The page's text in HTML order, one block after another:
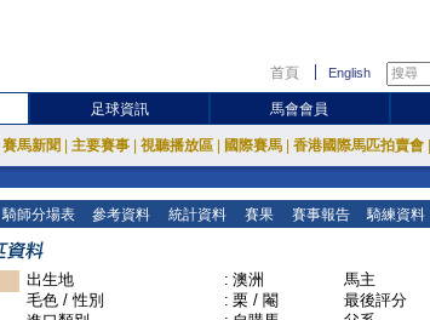
首頁 English
足球資訊 馬會會員
賽馬新聞 主要賽事 視聽播放區 國際賽馬 香港國際馬匹拍賣會
騎師分場表 參考資料 統計資料 賽果 賽事報告 騎練資料
出生地 : 澳洲
毛色 / 性別
: 栗 / 閹
馬主
最後評分